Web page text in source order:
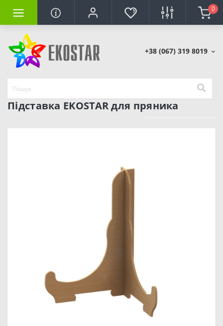
0
+38 (067) 319 8019
Підставка EKOSTAR для пряника